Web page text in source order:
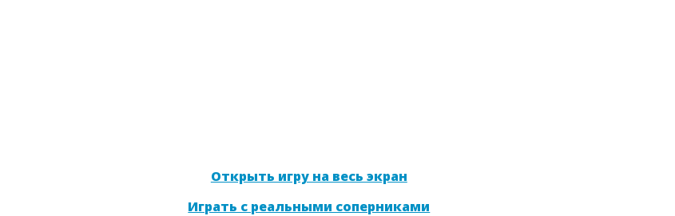
Открыть игру на весь экран
Играть с реальными соперниками